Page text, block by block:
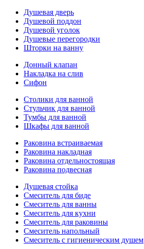
Душевая дверь
Душевой поддон
Душевой уголок
Душевые перегородки
Шторки на ванну
Донный клапан
Накладка на слив
Сифон
Столики для ванной
Стульчик для ванной
Тумбы для ванной
Шкафы для ванной
Раковина встраиваемая
Раковина накладная
Раковина отдельностоящая
Раковина подвесная
Душевая стойка
Смеситель для биде
Смеситель для ванны
Смеситель для кухни
Смеситель для раковины
Смеситель напольный
Смеситель с гигиеническим душем